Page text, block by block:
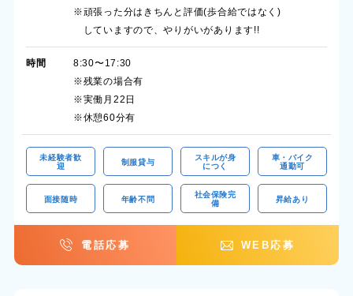
※頑張った分はきちんと評価(歩合給ではなく)
していますので、やりがいがあります!!
時間
8:30〜17:30
※残業の場合有
※実働月22日
※休憩60分有
未経験者歓
迎
制服貸与
スキルが身
につく
車・バイク
通勤可
面接随時 年齢不問
社会保険完
備
昇給あり
電話応募 WEB応募